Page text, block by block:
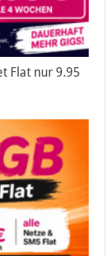
Flat nur 9.95